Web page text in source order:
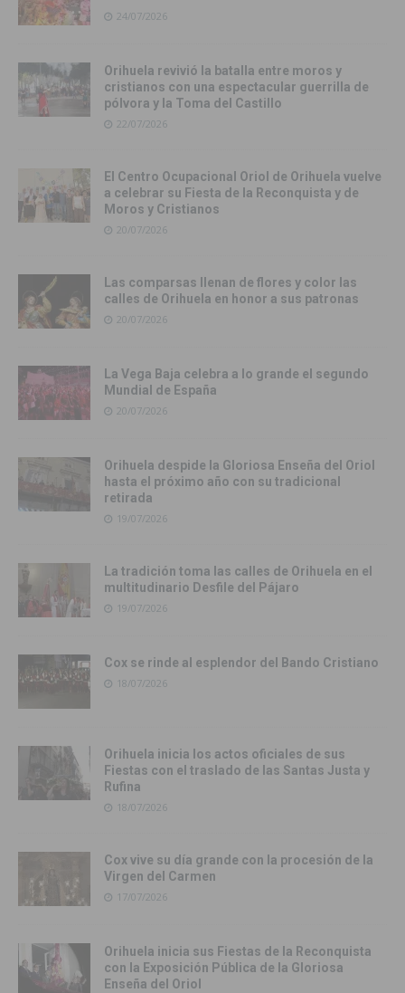
24/07/2026
Orihuela revivió la batalla entre moros y
cristianos con una espectacular guerrilla de
pólvora y la Toma del Castillo
22/07/2026
El Centro Ocupacional Oriol de Orihuela vuelve
a celebrar su Fiesta de la Reconquista y de
Moros y Cristianos
20/07/2026
Las comparsas llenan de flores y color las
calles de Orihuela en honor a sus patronas
20/07/2026
La Vega Baja celebra a lo grande el segundo
Mundial de España
20/07/2026
Orihuela despide la Gloriosa Enseña del Oriol
hasta el próximo año con su tradicional
retirada
19/07/2026
La tradición toma las calles de Orihuela en el
multitudinario Desfile del Pájaro
19/07/2026
Cox se rinde al esplendor del Bando Cristiano
18/07/2026
Orihuela inicia los actos oficiales de sus
Fiestas con el traslado de las Santas Justa y
Rufina
18/07/2026
Cox vive su día grande con la procesión de la
Virgen del Carmen
17/07/2026
Orihuela inicia sus Fiestas de la Reconquista
con la Exposición Pública de la Gloriosa
Enseña del Oriol